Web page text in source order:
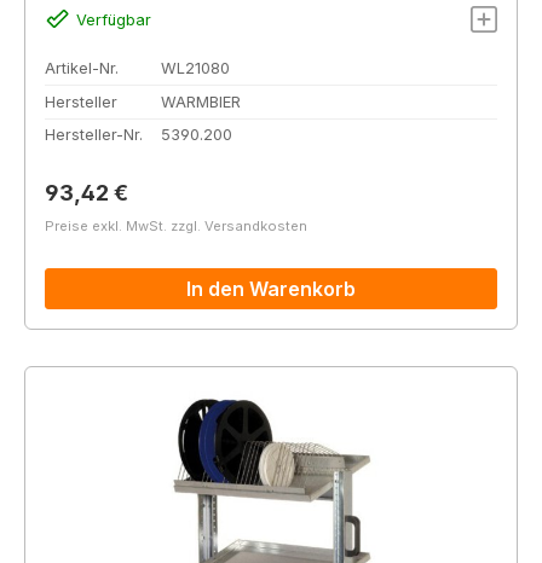
Verfügbar
Artikel-Nr.
WL21080
Hersteller
WARMBIER
Hersteller-Nr.
5390.200
Regulärer Preis:
93,42 €
Preise exkl. MwSt. zzgl. Versandkosten
In den Warenkorb